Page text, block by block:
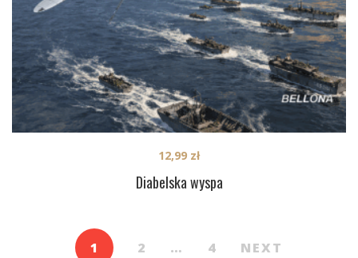
Diabelska wyspa
12,99 zł
1 2 … 4 NEXT